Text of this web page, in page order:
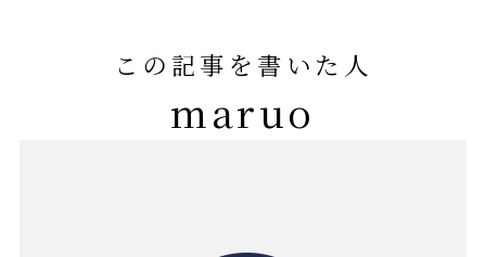
この記事を書いた人
maruo